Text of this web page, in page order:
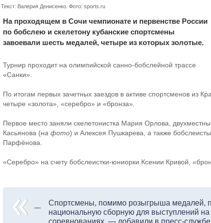
Текст: Валерия Денисенко. Фото: sports.ru
На проходящем в Сочи чемпионате и первенстве России
по бобслею и скелетону кубанские спортсмены
завоевали шесть медалей, четыре из которых золотые.
Турнир проходит на олимпийской санно-бобслейной трассе
«Санки».
По итогам первых зачетных заездов в активе спортсменов из
четыре «золота», «серебро» и «бронза».
Первое место заняли скелетонистка Мария Орлова,
Касьянова (на фото) и Алексея Пушкарева, а также
Парфёнова.
«Серебро» на счету бобслеистки-юниорки Ксении Кривой,
Спортсмены, помимо розыгрыша медалей,
национальную сборную для выступлений
соревнованиях, — добавили в пресс-